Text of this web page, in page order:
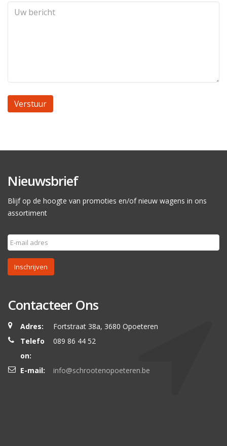
Nieuwsbrief
Blijf op de hoogte van promoties en/of nieuw wagens in ons
assortiment
Inschrijven
Contacteer Ons
Adres:
Fortstraat 38a, 3680 Opoeteren
Telefo
on:
089 86 44 52
E-mail: info@schrootenopoeteren.be